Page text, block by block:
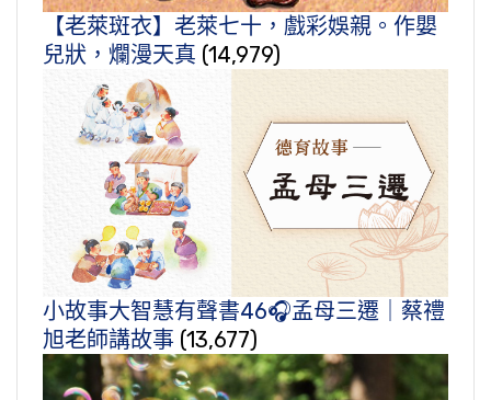
【老萊斑衣】老萊七十，戲彩娛親。作嬰
兒狀，爛漫天真 (14,979)
小故事大智慧有聲書46🎧孟母三遷｜蔡禮
旭老師講故事 (13,677)